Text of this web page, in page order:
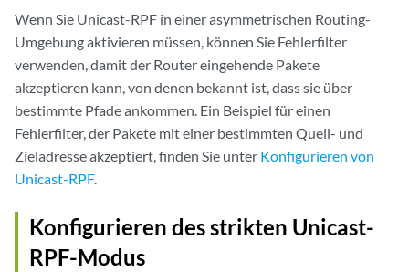
Wenn Sie Unicast-RPF in einer asymmetrischen Routing-
Umgebung aktivieren müssen, können Sie Fehlerfilter
verwenden, damit der Router eingehende Pakete
akzeptieren kann, von denen bekannt ist, dass sie über
bestimmte Pfade ankommen. Ein Beispiel für einen
Fehlerfilter, der Pakete mit einer bestimmten Quell- und
Zieladresse akzeptiert, finden Sie unter Konfigurieren von
Unicast-RPF.
Konfigurieren des strikten Unicast-
RPF-Modus